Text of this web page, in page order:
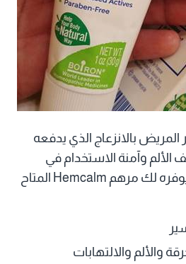
المريض بالانزعاج الذي يدفعه
وآمنة الاستخدام في
نفس الوقت، وهذا ما يوفره لك مرهم Hemcalm المتاح
والألم والالتهابات